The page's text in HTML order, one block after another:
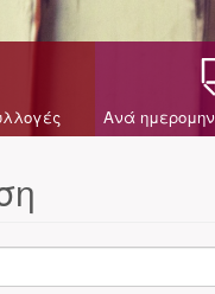
Ανά